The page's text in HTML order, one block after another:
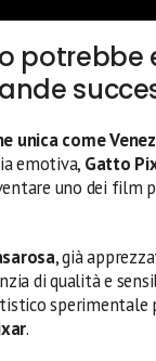
potrebbe
unica come
emotiva, Gatto
uno dei film
, già
di qualità e
sperimentale
.